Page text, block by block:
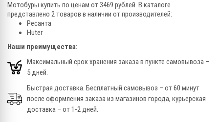
Мотобуры купить по ценам от 3469 рублей. В каталоге
представлено 2 товаров в наличии от производителей:
Ресанта
Huter
Наши преимущества:
Максимальный срок хранения заказа в пункте самовывоза –
5 дней.
Быстрая доставка. Бесплатный самовывоз – от 60 минут
после оформления заказа из магазинов города, курьерская
доставка – от 1-2 дней.